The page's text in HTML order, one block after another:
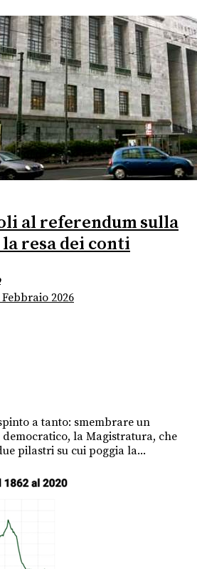
al referendum sulla
resa dei conti
Febbraio 2026
a tanto: smembrare un
la Magistratura, che
pilastri su cui poggia la...